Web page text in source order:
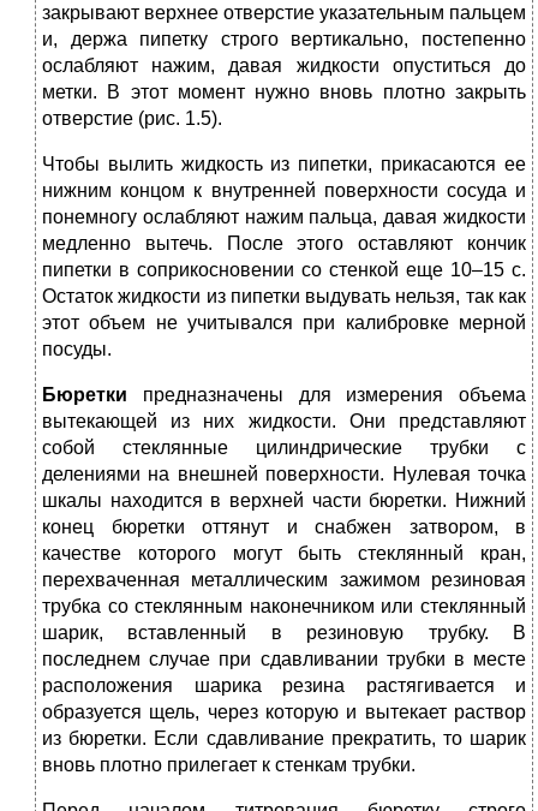
закрывают верхнее отверстие указательным пальцем
и, держа пипетку строго вертикально, постепенно
ослабляют нажим, давая жидкости опуститься до
метки. В этот момент нужно вновь плотно закрыть
отверстие (рис. 1.5).
Чтобы вылить жидкость из пипетки, прикасаются ее
нижним концом к внутренней поверхности сосуда и
понемногу ослабляют нажим пальца, давая жидкости
медленно вытечь. После этого оставляют кончик
пипетки в соприкосновении со стенкой еще 10–15 с.
Остаток жидкости из пипетки выдувать нельзя, так как
этот объем не учитывался при калибровке мерной
посуды.
Бюретки предназначены для измерения объема
вытекающей из них жидкости. Они представляют
собой стеклянные цилиндрические трубки с
делениями на внешней поверхности. Нулевая точка
шкалы находится в верхней части бюретки. Нижний
конец бюретки оттянут и снабжен затвором, в
качестве которого могут быть стеклянный кран,
перехваченная металлическим зажимом резиновая
трубка со стеклянным наконечником или стеклянный
шарик, вставленный в резиновую трубку. В
последнем случае при сдавливании трубки в месте
расположения шарика резина растягивается и
образуется щель, через которую и вытекает раствор
из бюретки. Если сдавливание прекратить, то шарик
вновь плотно прилегает к стенкам трубки.